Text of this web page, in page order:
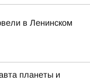
в Ленинском
планеты и